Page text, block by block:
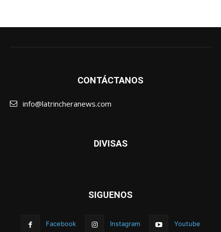
CONTÁCTANOS
info@latrincheranews.com
DIVISAS
SIGUENOS
Facebook Instagram Youtube